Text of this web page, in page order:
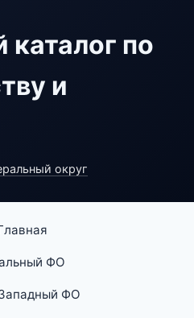
каталог по
и
округ
ФО
ФО